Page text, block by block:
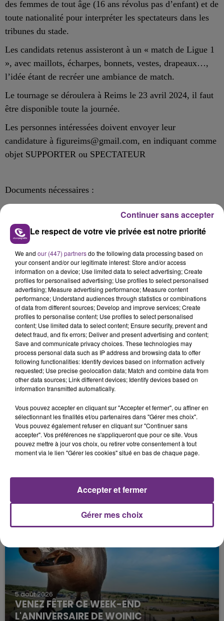
des femmes de tout âge (16 ans révolus pas d’enfant) et de
toute nationalité pour interpréter les spectateurs dans les
tribunes du stade.
Les candidats retenus assisteront à un « match de Ligue 1
», avec maillots, écharpes, bonnets, vestes, drapeaux…,
l’idée étant de recréer une ambiance de match.
Le tournage se déroulera à Reims le 23 avril 2024, il faut
être disponible toute la journée.
Les personnes intéressées doivent envoyer leur
candidature à figureims@gmail.com, en indiquant comme
objet SUPPORTER ou SPECTATEUR
Documents nécessaires :
•
polaroid
Vos coordonnées complètes : téléphoniques et adresse
postale
Vos mensurations, hauteur et poids
Rémunération au tarif syndical cinéma de 107 euros brut
par jour.
FIL D'ACTU
UN FEU DE REMORQUE BLOQUE LA
CIRCULATION DANS LES ARDENNES
Un feu de remorque s'est déclaré ce mercredi en
fin de matinée sur l'A34.
5 août 2026
VENEZ FÊTER CE WEEK-END
L'ANNIVERSAIRE DE WOINIC
Le respect de votre vie privée est notre priorité
We and our (447) partnersdo the following data processing based on
your consent and/or our legitimate interest: Store and/or access
information on a device; Use limited data to select advertising; Create
profiles for personalised advertising; Use profiles to select personalised
advertising; Measure advertising performance; Measure content
performance; Understand audiences through statistics or combinations
of data from different sources; Develop and improve services; Create
profiles to personalise content; Use profiles to select personalised
content; Use limited data to select content; Ensure security, prevent and
detect fraud, and fix errors; Deliver and present advertising and content;
Save and communicate privacy choices. These technologies may
process personal data such as IP address and browsing data to offer
following functionalities: Identify devices based on information actively
requested; Use precise geolocation data; Match and combine data from
other data sources; Link different devices; Identify devices based on
information transmitted automatically.
Vous pouvez accepter en cliquant sur "Accepter et fermer", ou affiner en
sélectionnant les finalités et/ou partenaires dans "Gérer mes choix".
Vous pouvez également refuser en cliquant sur "Continuer sans
accepter". Vos préférences ne s'appliqueront que pour ce site. Vous
pouvez mettre à jour vos choix, ou retirer votre consentement à tout
moment via le lien "Gérer les cookies" situé en bas de chaque page.
Gérer mes choix
Accepter et fermer
Continuer sans accepter